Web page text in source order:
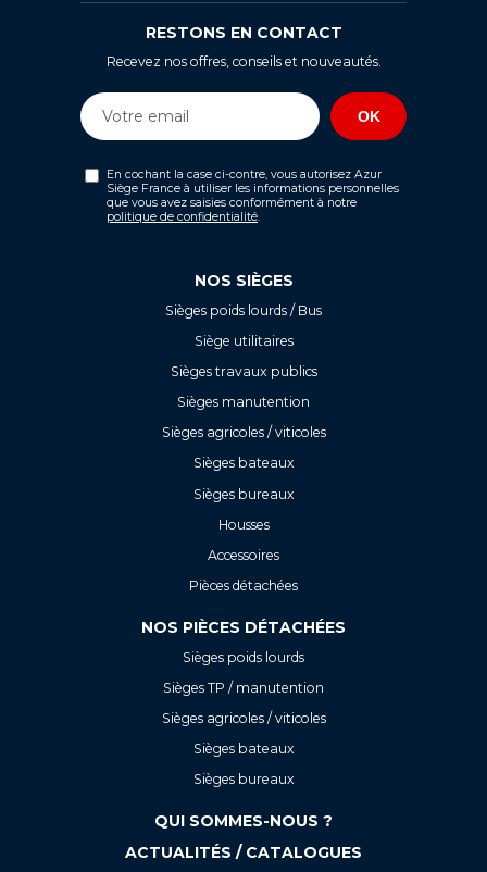
RESTONS EN CONTACT
Recevez nos offres, conseils et nouveautés.
En cochant la case ci-contre, vous autorisez Azur
Siège France à utiliser les informations personnelles
que vous avez saisies conformément à notre
politique de confidentialité.
NOS SIÈGES
Sièges poids lourds / Bus
Siège utilitaires
Sièges travaux publics
Sièges manutention
Sièges agricoles / viticoles
Sièges bateaux
Sièges bureaux
Housses
Accessoires
Pièces détachées
NOS PIÈCES DÉTACHÉES
Sièges poids lourds
Sièges TP / manutention
Sièges agricoles / viticoles
Sièges bateaux
Sièges bureaux
QUI SOMMES-NOUS ?
ACTUALITÉS / CATALOGUES